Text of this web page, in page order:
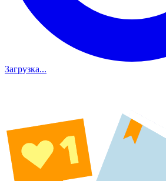
Загрузка...